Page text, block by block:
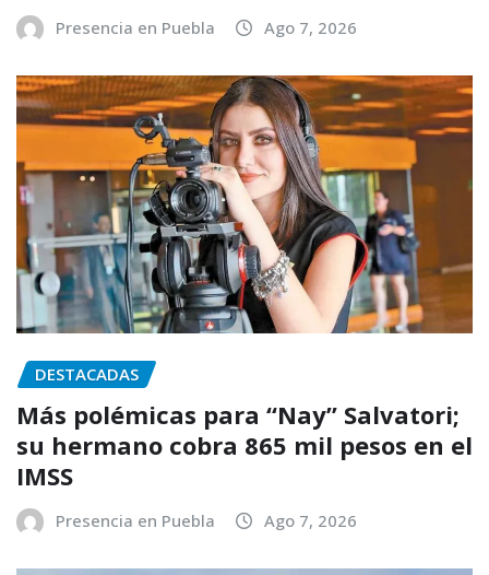
Presencia en Puebla Ago 7, 2026
DESTACADAS
Más polémicas para “Nay” Salvatori;
su hermano cobra 865 mil pesos en el
IMSS
Presencia en Puebla Ago 7, 2026